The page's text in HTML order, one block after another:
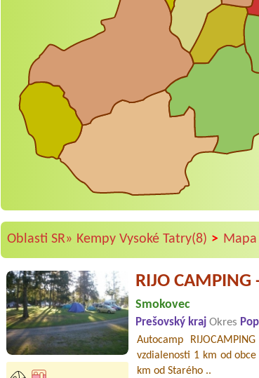
Oblasti SR» Kempy Vysoké Tatry(8) > Mapa
RIJO
Smokovec
Prešovský krajOkres
Autocamp
vzdialenosti 1 km od
km od Starého ..